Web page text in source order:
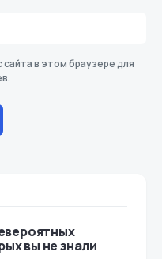
в этом браузере для
вы не знали